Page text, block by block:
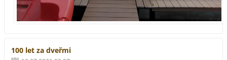
100 let za dveřmi